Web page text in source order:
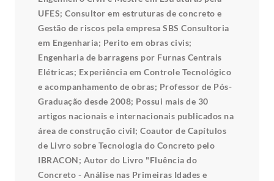
UFES; Consultor em estruturas de concreto e
Gestão de riscos pela empresa SBS Consultoria
em Engenharia; Perito em obras civis;
Engenharia de barragens por Furnas Centrais
Elétricas; Experiência em Controle Tecnológico
e acompanhamento de obras; Professor de Pós-
Graduação desde 2008; Possui mais de 30
artigos nacionais e internacionais publicados na
área de construção civil; Coautor de Capítulos
de Livro sobre Tecnologia do Concreto pelo
IBRACON; Autor do Livro "Fluência do
Concreto - Análise nas Primeiras Idades e